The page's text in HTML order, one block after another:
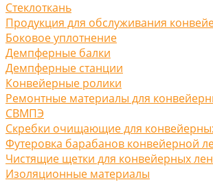
Стеклоткань
Продукция для обслуживания
Боковое уплотнение
Демпферные балки
Демпферные станции
Конвейерные ролики
Ремонтные материалы для
СВМПЭ
Скребки очищающие для
Футеровка барабанов конвейерной
Чистящие щетки для конвейерных
Изоляционные материалы